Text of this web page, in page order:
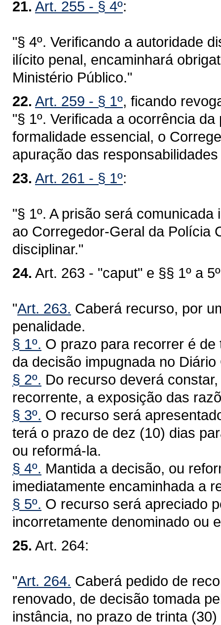
21. Art. 255 - § 4º:
"§ 4º. Verificando a autoridade
ilícito penal, encaminhará
Ministério Público."
22. Art. 259 - § 1º, ficando
"§ 1º. Verificada a ocorrência
formalidade essencial, o
apuração das
23. Art. 261 - § 1º:
"§ 1º. A prisão será
ao Corregedor-Geral da Polícia
disciplinar."
24. Art. 263 - "caput" e §§ 1º a
"Art. 263. Caberá recurso, por
penalidade.
§ 1º. O prazo para recorrer é
da decisão impugnada no
§ 2º. Do recurso deverá
recorrente, a exposição das
§ 3º. O recurso será
terá o prazo de dez (10) dias
ou reformá-la.
§ 4º. Mantida a decisão, ou
imediatamente encaminhada a
§ 5º. O recurso será apreciado
incorretamente denominado ou
25. Art. 264:
"Art. 264. Caberá pedido de
renovado, de decisão tomada
instância, no prazo de trinta (30)